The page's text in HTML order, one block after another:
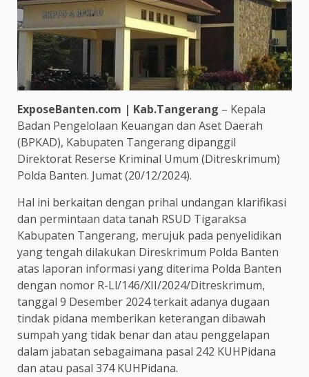
ExposeBanten.com | Kab.Tangerang – Kepala
Badan Pengelolaan Keuangan dan Aset Daerah
(BPKAD), Kabupaten Tangerang dipanggil
Direktorat Reserse Kriminal Umum (Ditreskrimum)
Polda Banten. Jumat (20/12/2024).
Hal ini berkaitan dengan prihal undangan klarifikasi
dan permintaan data tanah RSUD Tigaraksa
Kabupaten Tangerang, merujuk pada penyelidikan
yang tengah dilakukan Direskrimum Polda Banten
atas laporan informasi yang diterima Polda Banten
dengan nomor R-Ll/146/XII/2024/Ditreskrimum,
tanggal 9 Desember 2024 terkait adanya dugaan
tindak pidana memberikan keterangan dibawah
sumpah yang tidak benar dan atau penggelapan
dalam jabatan sebagaimana pasal 242 KUHPidana
dan atau pasal 374 KUHPidana.